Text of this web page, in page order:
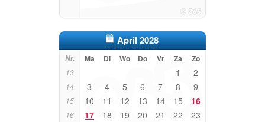
April 2028
Nr. Ma Di Wo Do Vr Za Zo
13 1 2
14 3 4 5 6 7 8 9
15 10 11 12 13 14 15 16
16 17 18 19 20 21 22 23